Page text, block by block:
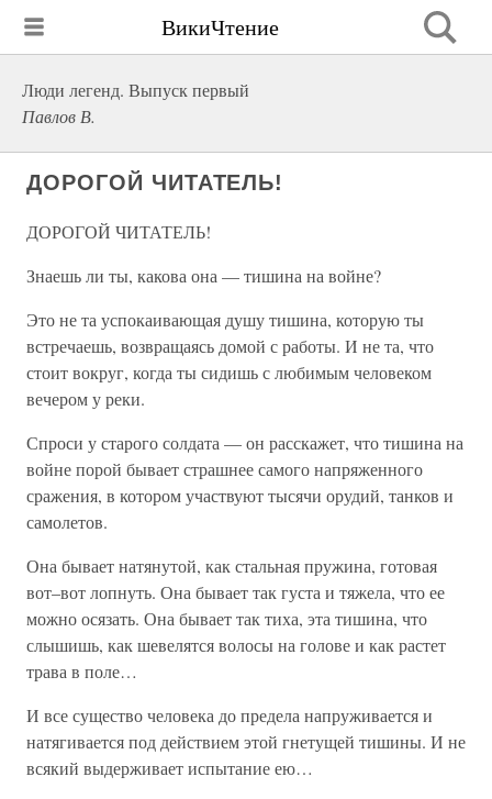
ВикиЧтение
Люди легенд. Выпуск первый
Павлов В.
ДОРОГОЙ ЧИТАТЕЛЬ!
ДОРОГОЙ ЧИТАТЕЛЬ!
Знаешь ли ты, какова она — тишина на войне?
Это не та успокаивающая душу тишина, которую ты
встречаешь, возвращаясь домой с работы. И не та, что
стоит вокруг, когда ты сидишь с любимым человеком
вечером у реки.
Спроси у старого солдата — он расскажет, что тишина на
войне порой бывает страшнее самого напряженного
сражения, в котором участвуют тысячи орудий, танков и
самолетов.
Она бывает натянутой, как стальная пружина, готовая
вот–вот лопнуть. Она бывает так густа и тяжела, что ее
можно осязать. Она бывает так тиха, эта тишина, что
слышишь, как шевелятся волосы на голове и как растет
трава в поле…
И все существо человека до предела напруживается и
натягивается под действием этой гнетущей тишины. И не
всякий выдерживает испытание ею…